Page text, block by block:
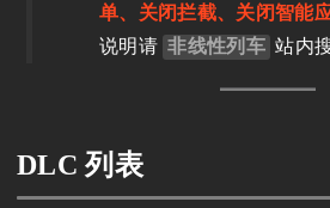
单、关闭拦截、关闭智能
说明请 非线性列车 站内
DLC 列表